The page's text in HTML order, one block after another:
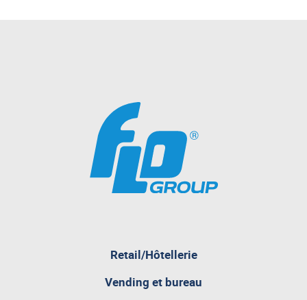
Retail/Hôtelleriepagina
aperta
Vending et bureau